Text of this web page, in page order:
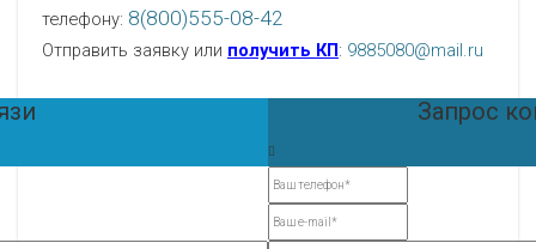
телефону: 8(800)555-08-42
Отправить заявку или получить КП: 9885080@mail.ru
Запрос